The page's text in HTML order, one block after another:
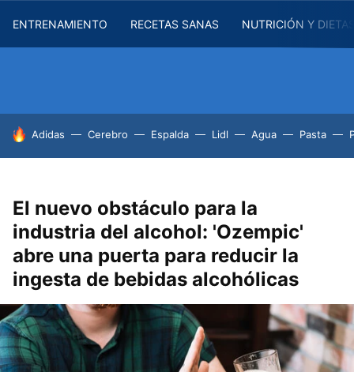
ENTRENAMIENTO RECETAS SANAS NUTRICIÓN Y
HOY SE HABLA DE
Adidas Cerebro Espalda Lidl Agua Pasta
El nuevo obstáculo para la
industria del alcohol: 'Ozempic'
abre una puerta para reducir la
ingesta de bebidas alcohólicas